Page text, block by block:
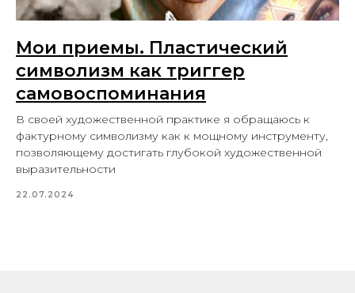
Мои приемы. Пластический
символизм как триггер
самовоспоминания
В своей художественной практике я обращаюсь к
фактурному символизму как к мощному инструменту,
позволяющему достигать глубокой художественной
выразительности
22.07.2024